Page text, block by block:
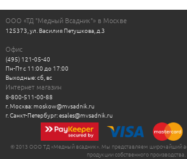
ООО «ТД "Медный Всадник"» в Москве
125373, ул. Василия Петушкова, д.3
Офис
(495) 121-05-40
Пн-Пт с 11:00 до 17:00
Выходные: сб, вс
Интернет магазин
8-800-511-00-88
г. Москва: moskow@mvsadnik.ru
г. Санкт-Петербург: esales@mvsadnik.ru
© 2013 ООО ТД «Медный всадник». Мы представляем широчайший
продукции собственного производства.